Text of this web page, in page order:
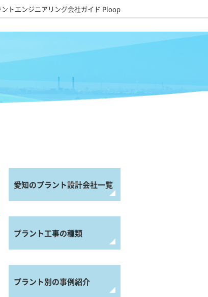
トエンジニアリング会社ガイド Ploop
愛知のプラント設計会社一覧
プラント工事の種類
プラント別の事例紹介